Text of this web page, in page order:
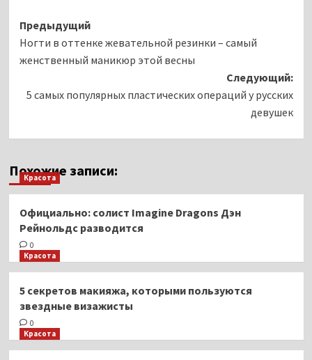
Навигация
записи
Предыдущий
Ногти в оттенке жевательной резинки – самый
женственный маникюр этой весны
Следующий:
5 самых популярных пластических операций у русских
девушек
Похожие записи:
Красота
Официально: солист Imagine Dragons Дэн
Рейнольдс разводится
0
Красота
5 секретов макияжа, которыми пользуются
звездные визажисты
0
Красота